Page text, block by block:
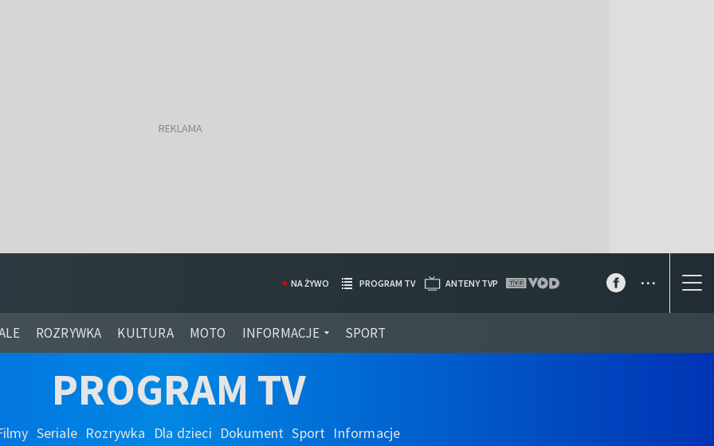
ROZRYWKA KULTURA MOTO INFORMACJE SPORT
NA ŻYWO PROGRAM TV ANTENY TVP ...
PROGRAM TV
Seriale Rozrywka Dla dzieci Dokument Sport Informacje